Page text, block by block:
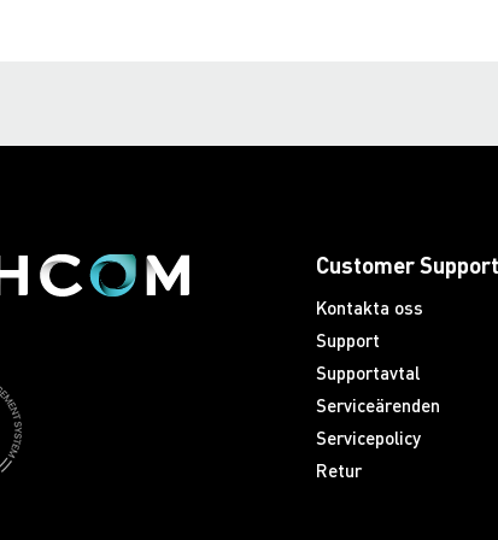
Customer Support
Kontakta oss
Support
Supportavtal
Serviceärenden
Servicepolicy
Retur